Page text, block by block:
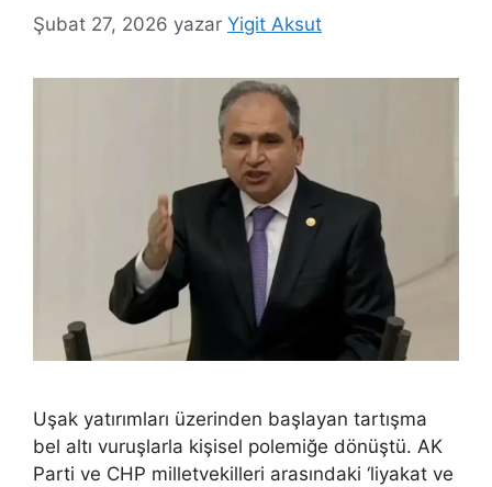
Şubat 27, 2026 yazar Yigit Aksut
Uşak yatırımları üzerinden başlayan tartışma
bel altı vuruşlarla kişisel polemiğe dönüştü. AK
Parti ve CHP milletvekilleri arasındaki ‘liyakat ve